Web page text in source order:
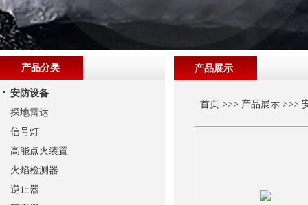
产品展示
首页 >>> 产品展示>>>
产品分类
安防设备
探地雷达
信号灯
高能点火装置
火焰检测器
逆止器